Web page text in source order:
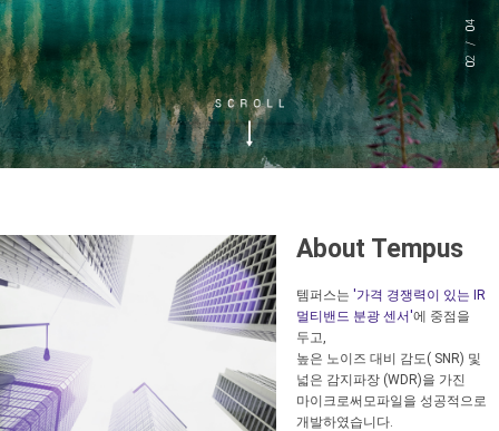
0
2
/
0
4
About Tempus
템퍼스는 '가격 경쟁력이 있는 IR
멀티밴드 분광 센서'에 중점을
두고,
높은 노이즈 대비 감도( SNR) 및
넓은 감지파장 (WDR)을 가진
마이크로써모파일을 성공적으로
개발하였습니다.